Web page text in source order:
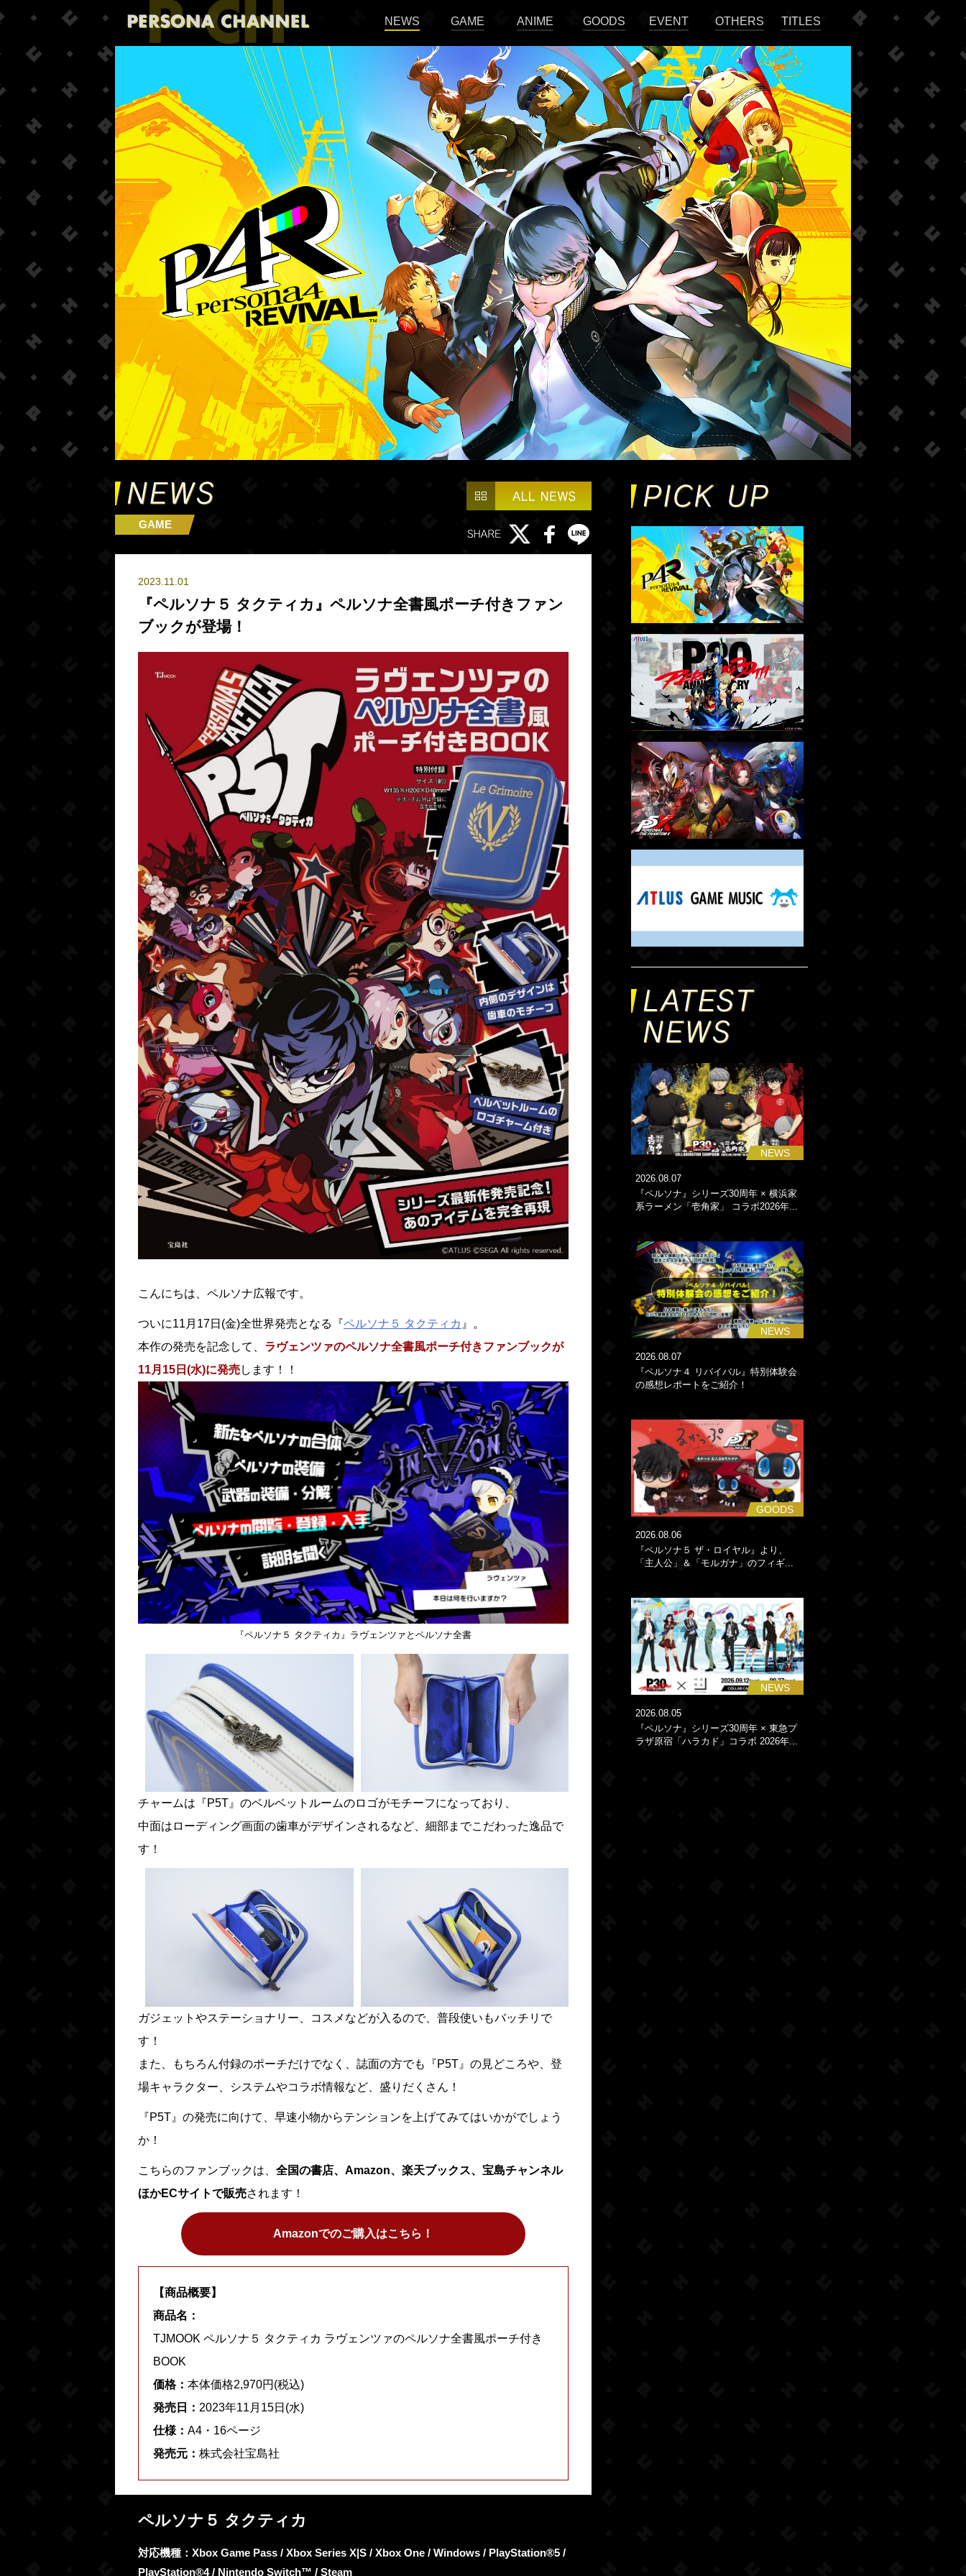
NEWS GAME ANIME GOODS EVENT OTHERS TITLES
GAME
2023.11.01
『ペルソナ５ タクティカ』ペルソナ全書風ポーチ付きファン
ブックが登場！
こんにちは、ペルソナ広報です。
ついに11月17日(金)全世界発売となる『ペルソナ５ タクティカ 』。
本作の発売を記念して、 ラヴェンツァのペルソナ全書風ポーチ付きファンブックが
11月15日(水)に発売します！！
『ペルソナ５ タクティカ』ラヴェンツァとペルソナ全書
チャームは『P5T』のベルベットルームのロゴがモチーフになっており、
中面はローディング画面の歯車がデザインされるなど、細部までこだわった逸品で
す！
ガジェットやステーショナリー、コスメなどが入るので、普段使いもバッチリで
す！
また、もちろん付録のポーチだけでなく、誌面の方でも『P5T』の見どころや、登
場キャラクター、システムやコラボ情報など、盛りだくさん！
『P5T』の発売に向けて、早速小物からテンションを上げてみてはいかがでしょう
か！
こちらのファンブックは、 全国の書店、Amazon、楽天ブックス、宝島チャンネル
ほかECサイトで販売されます！
Amazonでのご購入はこちら！
【商品概要】
商品名：
TJMOOK ペルソナ５ タクティカ ラヴェンツァのペルソナ全書風ポーチ付き
BOOK
価格： 本体価格2,970円(税込)
発売日： 2023年11月15日(水)
仕様： A4・16ページ
発売元： 株式会社宝島社
ペルソナ５ タクティカ
対応機種：Xbox Game Pass / Xbox Series X|S / Xbox One / Windows / PlayStation®5 /
PlayStation®4 / Nintendo Switch™ / Steam
NEWS
2026.08.07
『ペルソナ』シリーズ30周年 × 横浜家
系ラーメン「壱角家」 コラボ2026年...
NEWS
2026.08.07
『ペルソナ４ リバイバル』特別体験会
の感想レポートをご紹介！
GOODS
2026.08.06
『ペルソナ５ ザ・ロイヤル』より、
「主人公」＆「モルガナ」のフィギ...
NEWS
2026.08.05
『ペルソナ』シリーズ30周年 × 東急プ
ラザ原宿「ハラカド」コラボ 2026年...